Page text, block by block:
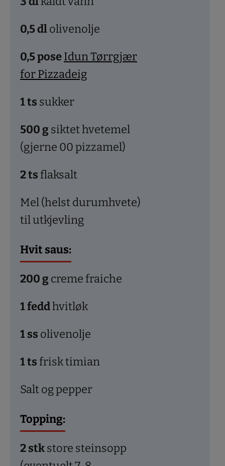
0,5dlolivenolje
0,5poseIdun Tørrgjær
for Pizzadeig
1ts sukker
500g siktet hvetemel
(gjerne 00 pizzamel)
2ts flaksalt
Mel (helst durumhvete)
til utkjevling
Hvit saus:
200g creme fraiche
1feddhvitløk
1ss olivenolje
1ts frisk timian
Salt og pepper
Topping:
2stkstore steinsopp